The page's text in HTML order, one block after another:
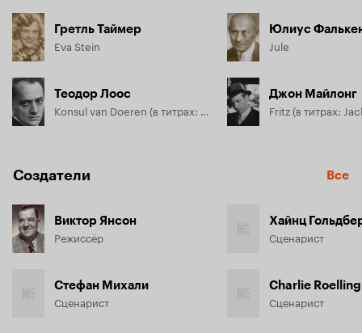
Гретль Таймер
Eva Stein
Теодор Лоос
Konsul van Doeren (в титрах: Theodore Loos)
Юлиус
Jule
Джон Майлонг
Создатели Все
Виктор Янсон
Режиссёр
Стефан Михали
Сценарист
Хайнц
Сценарист
Charlie
Сценарист